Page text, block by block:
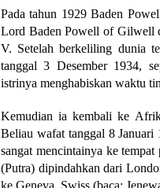
Pada tahun 1929 Baden
Lord Baden Powell of Gilwell
V. Setelah berkeliling dunia
tanggal 3 Desember 1934,
istrinya menghabiskan waktu
Kemudian ia kembali ke
Beliau wafat tanggal 8 Januari
sangat mencintainya ke
(Putra) dipindahkan dari
ke Geneva, Swiss (baca: